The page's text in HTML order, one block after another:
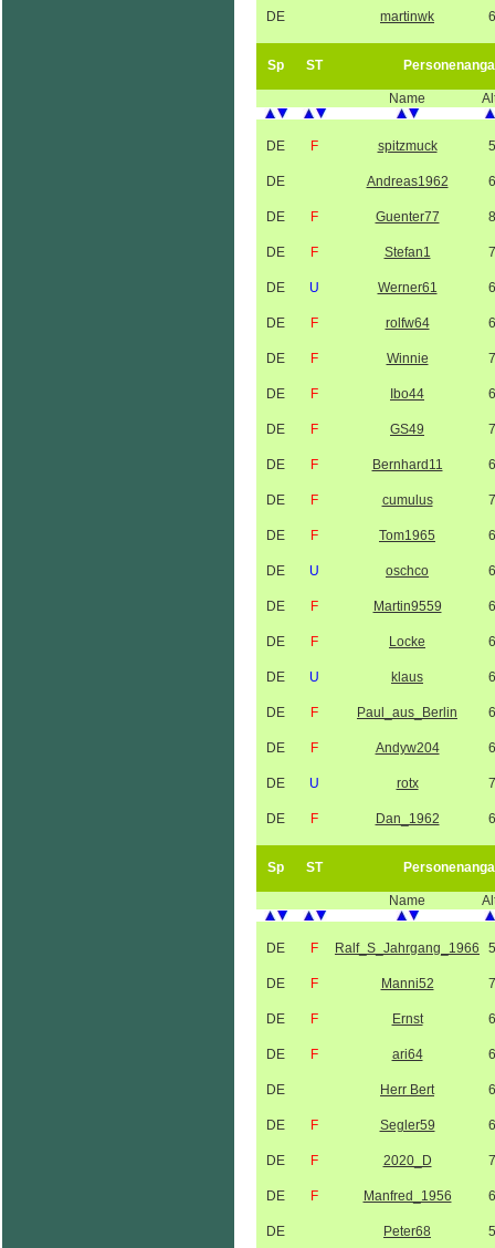
DE martinwk
Sp ST
Name
DE F spitzmuck
DE Andreas1962
DE F Guenter77
DE F Stefan1
DE U Werner61
DE F rolfw64
DE F Winnie
DE F Ibo44
DE F GS49
DE F Bernhard11
DE F cumulus
DE F Tom1965
DE U oschco
DE F Martin9559
DE F Locke
DE U klaus
DE F Paul_aus_Berlin
DE F Andyw204
DE U rotx
DE F Dan_1962
Sp ST
Name
DE F Ralf_S_Jahrgang_1966
DE F Manni52
DE F Ernst
DE F ari64
DE Herr Bert
DE F Segler59
DE F 2020_D
DE F Manfred_1956
DE Peter68